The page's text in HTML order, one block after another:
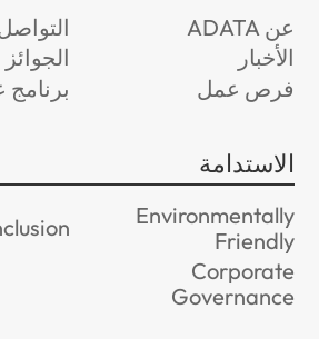
عن ADATA
الأخبار
الجوائز
فرص عمل
الاستدامة
Environmentally
Friendly
Corporate
Governance